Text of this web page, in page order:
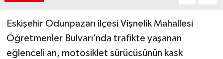
Eskişehir Odunpazarı ilçesi Vişnelik Mahallesi
Öğretmenler Bulvarı’nda trafikte yaşanan
eğlenceli an, motosiklet sürücüsünün kask